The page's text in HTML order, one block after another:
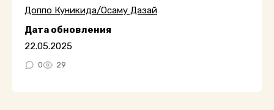
Доппо Куникида/Осаму Дазай
Дата обновления
22.05.2025
0 29